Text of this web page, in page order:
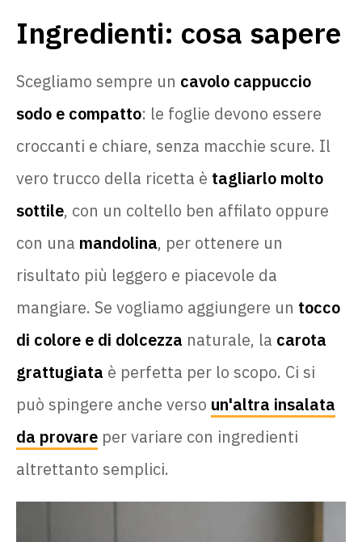
Ingredienti: cosa sapere
Scegliamo sempre un cavolo cappuccio
sodo e compatto: le foglie devono essere
croccanti e chiare, senza macchie scure. Il
vero trucco della ricetta è tagliarlo molto
sottile, con un coltello ben affilato oppure
con una mandolina, per ottenere un
risultato più leggero e piacevole da
mangiare. Se vogliamo aggiungere un tocco
di colore e di dolcezza naturale, la carota
grattugiata è perfetta per lo scopo. Ci si
può spingere anche verso un'altra insalata
da provare per variare con ingredienti
altrettanto semplici.